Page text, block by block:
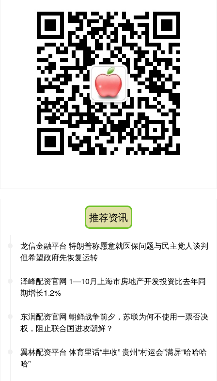
推荐资讯
龙信金融平台 特朗普称愿意就医保问题与民主党人谈判
但希望政府先恢复运转
泽峰配资官网 1—10月上海市房地产开发投资比去年同
期增长1.2%
东润配资官网 朝鲜战争前夕，苏联为何不使用一票否决
权，阻止联合国进攻朝鲜？
翼林配资平台 体育里话“丰收” 贵州“村运会”满屏“哈哈哈
哈”